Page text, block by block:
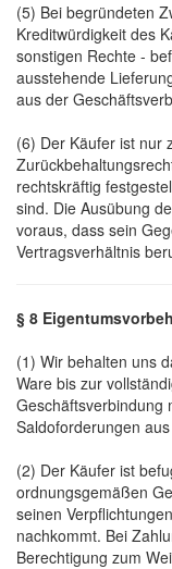
(5) Bei begründeten
Kreditwürdigkeit des
sonstigen Rechte -
ausstehende
aus der
(6) Der Käufer ist nur
rechtskräftig
sind. Die Ausübung
voraus, dass sein
Vertragsverhältnis
§ 8
(1) Wir behalten uns
Ware bis zur
Geschäftsverbindung
Saldoforderungen
(2) Der Käufer ist
ordnungsgemäßen
seinen
nachkommt. Bei
Berechtigung zum